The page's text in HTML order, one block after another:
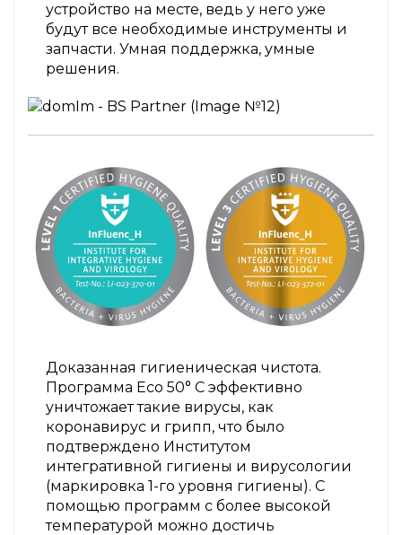
устройство на месте, ведь у него уже
будут все необходимые инструменты и
запчасти. Умная поддержка, умные
решения.
Доказанная гигиеническая чистота.
Программа Eco 50° C эффективно
уничтожает такие вирусы, как
коронавирус и грипп, что было
подтверждено Институтом
интегративной гигиены и вирусологии
(маркировка 1-го уровня гигиены). С
помощью программ с более высокой
температурой можно достичь